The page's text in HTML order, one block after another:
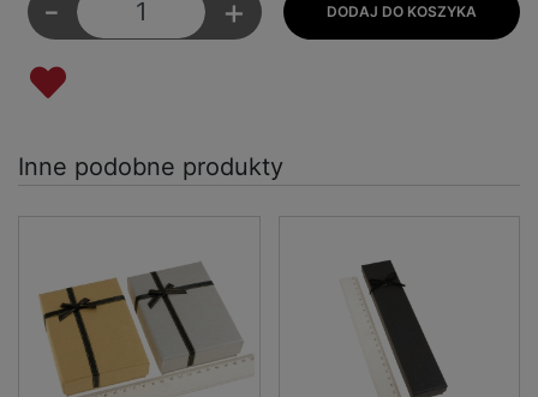
- +
Inne podobne produkty